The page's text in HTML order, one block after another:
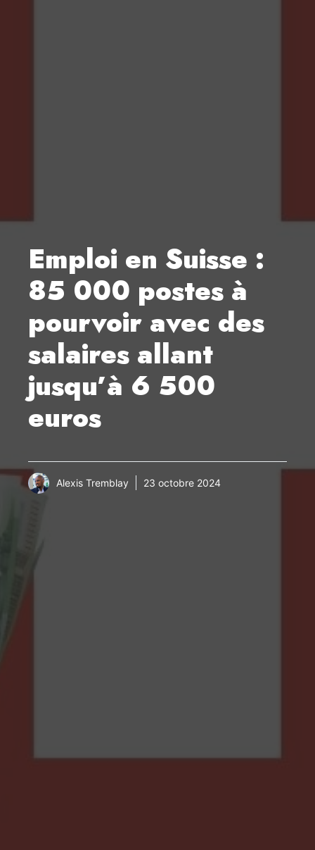
Emploi en Suisse :
85 000 postes à
pourvoir avec des
salaires allant
jusqu’à 6 500
euros
Alexis Tremblay 23 octobre 2024